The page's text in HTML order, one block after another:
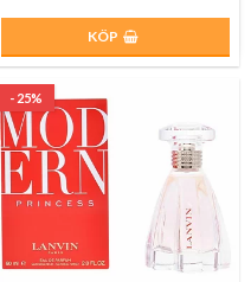
KÖP
- 25%